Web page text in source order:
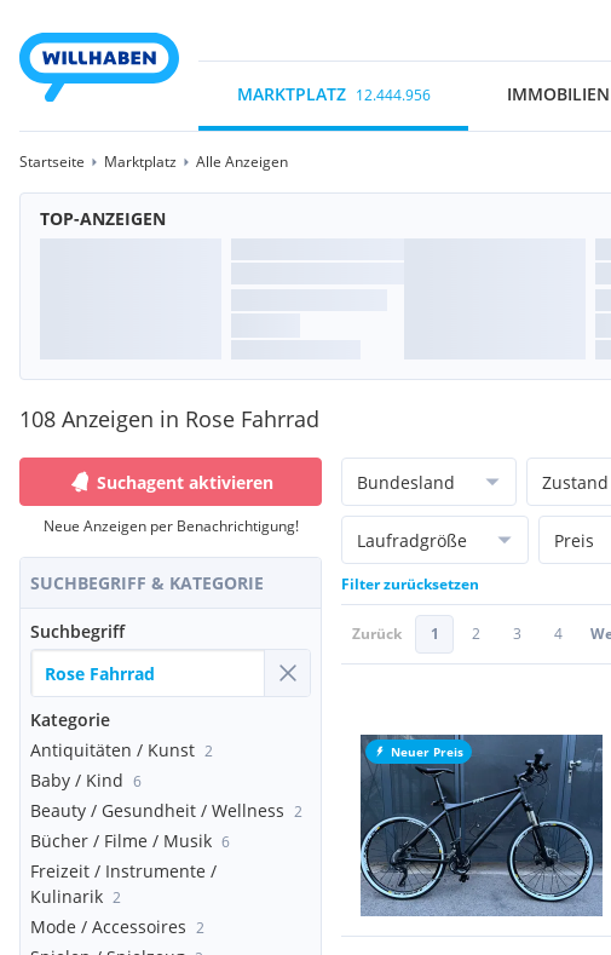
MARKTPLATZ 12.444.956 IMMOBILIEN
Startseite Marktplatz Alle Anzeigen
TOP-ANZEIGEN
108 Anzeigen in Rose Fahrrad
Suchagent aktivieren
Neue Anzeigen per Benachrichtigung!
SUCHBEGRIFF & KATEGORIE
Suchbegriff
Kategorie
Antiquitäten / Kunst 2
Baby / Kind 6
Beauty / Gesundheit / Wellness 2
Bücher / Filme / Musik 6
Freizeit / Instrumente /
Kulinarik 2
Mode / Accessoires 2
Bundesland Zustand
Laufradgröße Preis
Filter zurücksetzen
Zurück 1 2 3 4
Neuer Preis